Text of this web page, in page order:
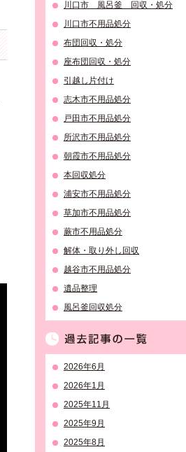
川口市 風呂釜 回収・処分
川口市不用品処分
布団回収・処分
座布団回収・処分
引越し片付け
志木市不用品処分
戸田市不用品処分
所沢市不用品処分
朝霞市不用品処分
本回収処分
浦安市不用品処分
草加市不用品処分
蕨市不用品処分
解体・取り外し回収
越谷市不用品処分
遺品整理
風呂釜回収処分
2026年6月
2026年1月
2025年11月
2025年9月
2025年8月